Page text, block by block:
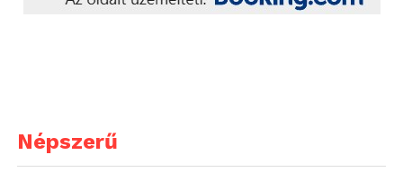
Népszerű